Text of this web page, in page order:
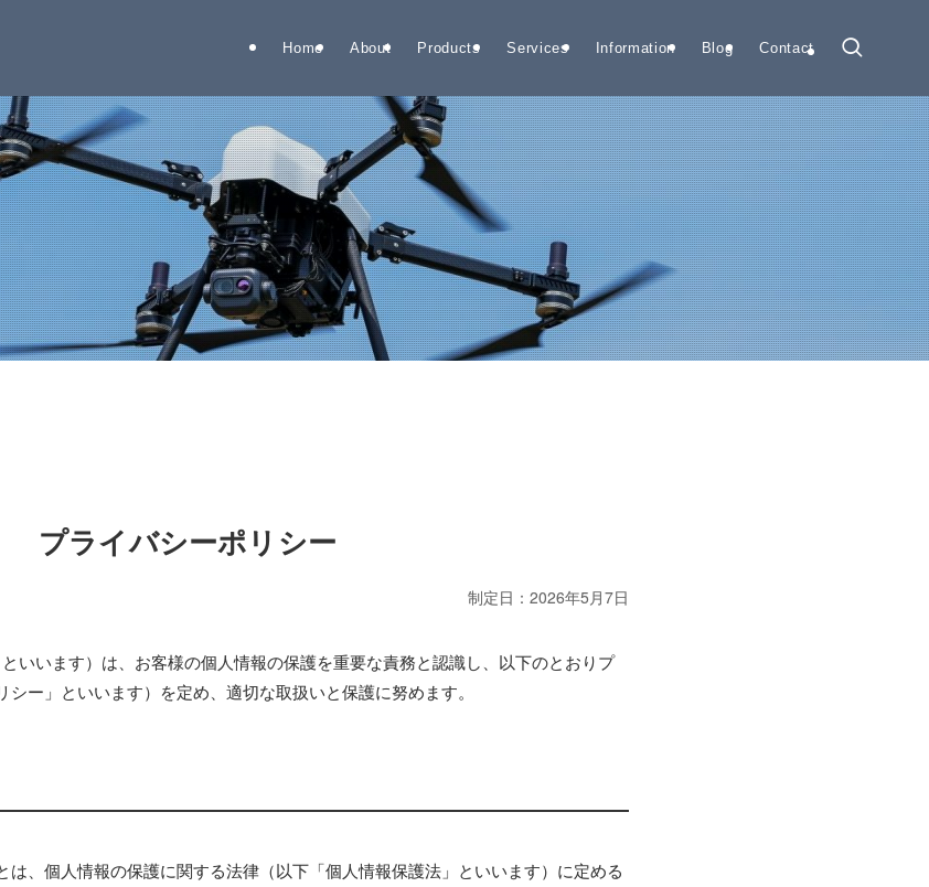
Home About Products Services Information Blog Contact
プライバシーポリシー
制定日：2026年5月7日
いいます）は、お客様の個人情報の保護を重要な責務と認識し、以下のとおりプ
ー」といいます）を定め、適切な取扱いと保護に努めます。
は、個人情報の保護に関する法律（以下「個人情報保護法」といいます）に定める